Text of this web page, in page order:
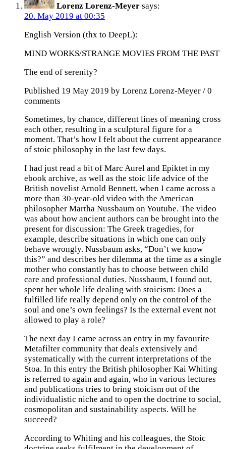
Lorenz Lorenz-Meyer says:
20. May 2019 at 00:35
English Version (thx to DeepL):
MIND WORKS/STRANGE MOVIES FROM THE PAST
The end of serenity?
Published 19 May 2019 by Lorenz Lorenz-Meyer / 0
comments
Sometimes, by chance, different lines of meaning cross
each other, resulting in a sculptural figure for a
moment. That’s how I felt about the current appearance
of stoic philosophy in the last few days.
I had just read a bit of Marc Aurel and Epiktet in my
ebook archive, as well as the stoic life advice of the
British novelist Arnold Bennett, when I came across a
more than 30-year-old video with the American
philosopher Martha Nussbaum on Youtube. The video
was about how ancient authors can be brought into the
present for discussion: The Greek tragedies, for
example, describe situations in which one can only
behave wrongly. Nussbaum asks, “Don’t we know
this?” and describes her dilemma at the time as a single
mother who constantly has to choose between child
care and professional duties. Nussbaum, I found out,
spent her whole life dealing with stoicism: Does a
fulfilled life really depend only on the control of the
soul and one’s own feelings? Is the external event not
allowed to play a role?
The next day I came across an entry in my favourite
Metafilter community that deals extensively and
systematically with the current interpretations of the
Stoa. In this entry the British philosopher Kai Whiting
is referred to again and again, who in various lectures
and publications tries to bring stoicism out of the
individualistic niche and to open the doctrine to social,
cosmopolitan and sustainability aspects. Will he
succeed?
According to Whiting and his colleagues, the Stoic